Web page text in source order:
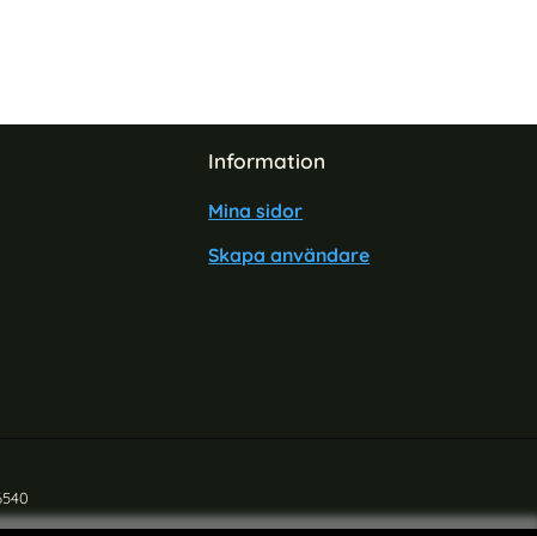
Information
Mina sidor
Skapa användare